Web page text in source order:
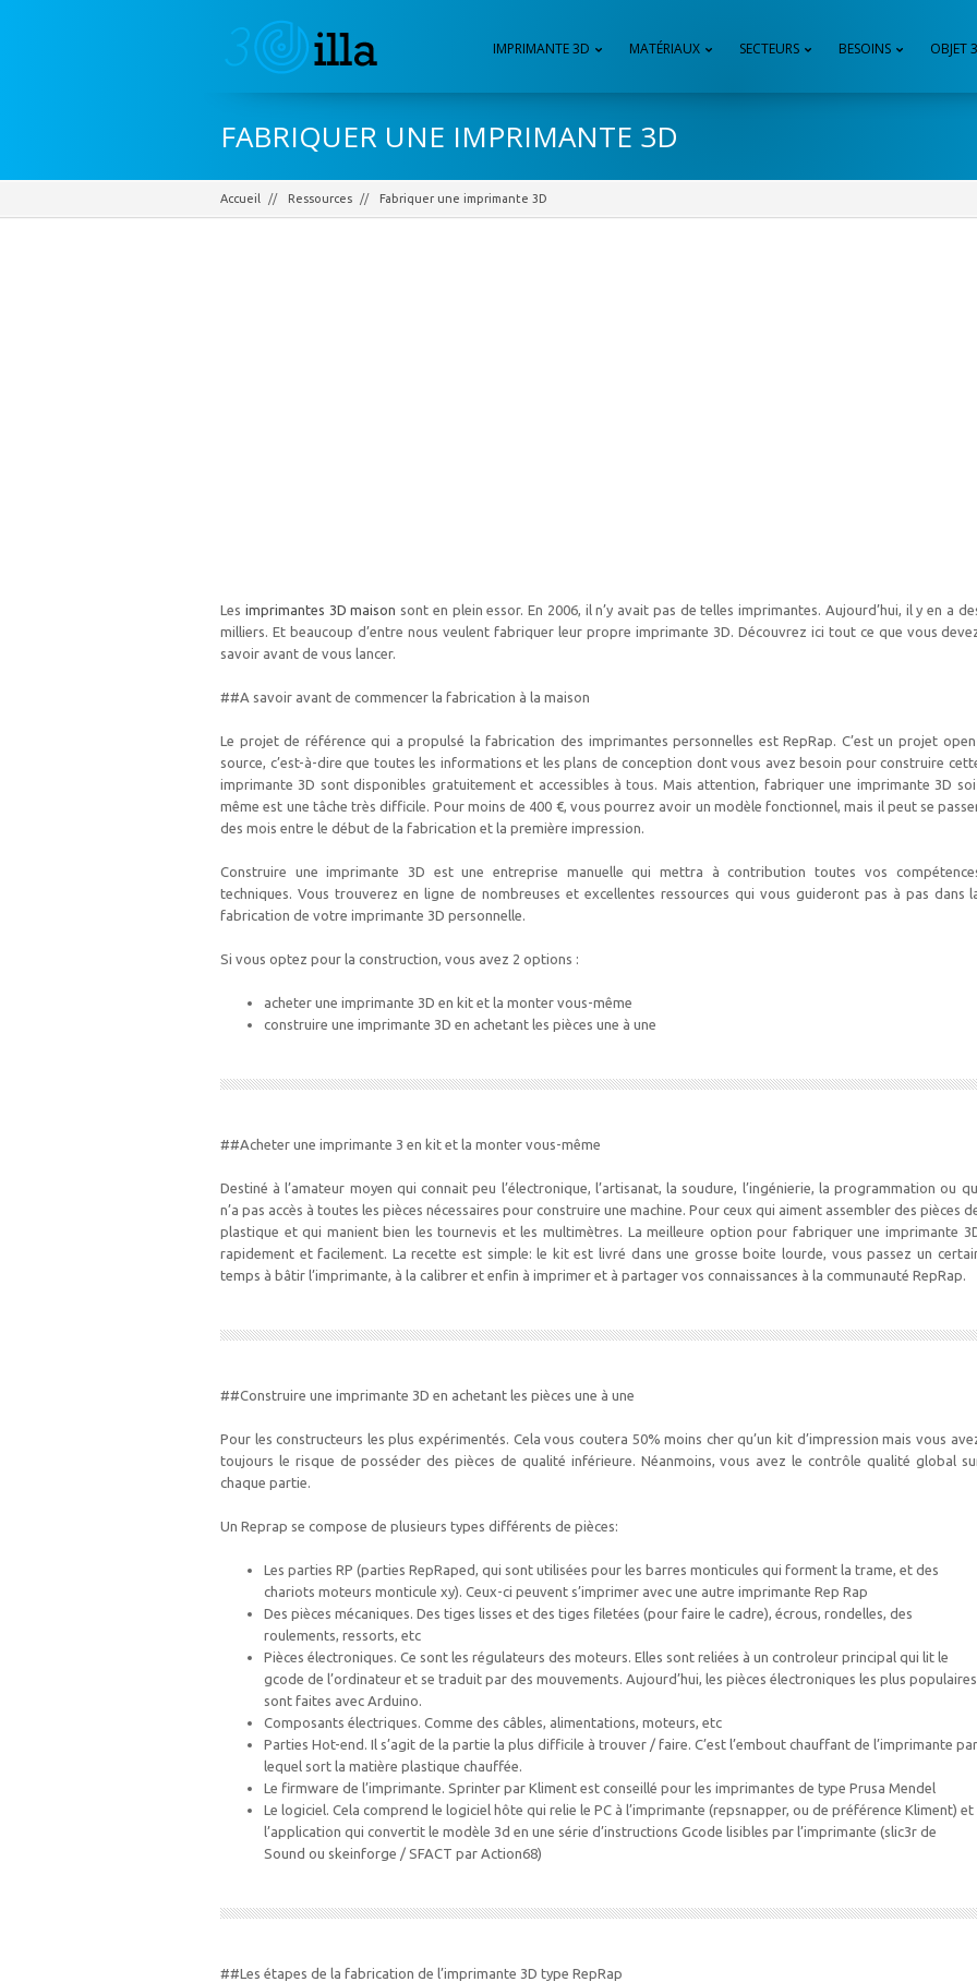
IMPRIMANTE 3D MATÉRIAUX SECTEURS BESOINS OBJET
FABRIQUER UNE IMPRIMANTE 3D
Accueil Ressources Fabriquer une imprimante 3D
Les imprimantes 3D maison sont en plein essor. En 2006, il n’y avait pas de telles imprimantes. Aujourd’hui, il y en a
milliers. Et beaucoup d’entre nous veulent fabriquer leur propre imprimante 3D. Découvrez ici tout ce que vous
savoir avant de vous lancer.
##A savoir avant de commencer la fabrication à la maison
Le projet de référence qui a propulsé la fabrication des imprimantes personnelles est RepRap. C’est un projet
source, c’est-à-dire que toutes les informations et les plans de conception dont vous avez besoin pour construire
imprimante 3D sont disponibles gratuitement et accessibles à tous. Mais attention, fabriquer une imprimante 3D
même est une tâche très difficile. Pour moins de 400 €, vous pourrez avoir un modèle fonctionnel, mais il peut se
des mois entre le début de la fabrication et la première impression.
Construire une imprimante 3D est une entreprise manuelle qui mettra à contribution toutes vos
techniques. Vous trouverez en ligne de nombreuses et excellentes ressources qui vous guideront pas à pas dans
fabrication de votre imprimante 3D personnelle.
Si vous optez pour la construction, vous avez 2 options :
acheter une imprimante 3D en kit et la monter vous-même
construire une imprimante 3D en achetant les pièces une à une
##Acheter une imprimante 3 en kit et la monter vous-même
Destiné à l’amateur moyen qui connait peu l’électronique, l’artisanat, la soudure, l’ingénierie, la programmation ou
n’a pas accès à toutes les pièces nécessaires pour construire une machine. Pour ceux qui aiment assembler des pièces
plastique et qui manient bien les tournevis et les multimètres. La meilleure option pour fabriquer une imprimante
rapidement et facilement. La recette est simple: le kit est livré dans une grosse boite lourde, vous passez un
temps à bâtir l’imprimante, à la calibrer et enfin à imprimer et à partager vos connaissances à la communauté RepRap.
##Construire une imprimante 3D en achetant les pièces une à une
Pour les constructeurs les plus expérimentés. Cela vous coutera 50% moins cher qu’un kit d’impression mais vous
toujours le risque de posséder des pièces de qualité inférieure. Néanmoins, vous avez le contrôle qualité global
chaque partie.
Un Reprap se compose de plusieurs types différents de pièces:
Les parties RP (parties RepRaped, qui sont utilisées pour les barres monticules qui forment la trame, et des
chariots moteurs monticule xy). Ceux-ci peuvent s’imprimer avec une autre imprimante Rep Rap
Des pièces mécaniques. Des tiges lisses et des tiges filetées (pour faire le cadre), écrous, rondelles, des
roulements, ressorts, etc
Pièces électroniques. Ce sont les régulateurs des moteurs. Elles sont reliées à un controleur principal qui lit le
gcode de l’ordinateur et se traduit par des mouvements. Aujourd’hui, les pièces électroniques les plus populaires
sont faites avec Arduino.
Composants électriques. Comme des câbles, alimentations, moteurs, etc
Parties Hot-end. Il s’agit de la partie la plus difficile à trouver / faire. C’est l’embout chauffant de l’imprimante par
lequel sort la matière plastique chauffée.
Le firmware de l’imprimante. Sprinter par Kliment est conseillé pour les imprimantes de type Prusa Mendel
Le logiciel. Cela comprend le logiciel hôte qui relie le PC à l’imprimante (repsnapper, ou de préférence Kliment) et
l’application qui convertit le modèle 3d en une série d’instructions Gcode lisibles par l’imprimante (slic3r de
Sound ou skeinforge / SFACT par Action68)
##Les étapes de la fabrication de l’imprimante 3D type RepRap